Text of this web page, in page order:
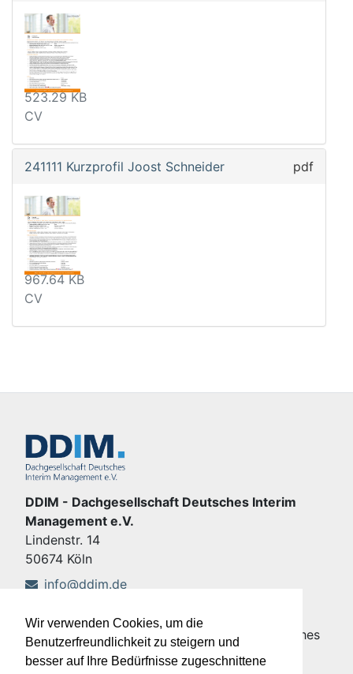
Wir verwenden Cookies, um die
Benutzerfreundlichkeit zu steigern und
besser auf Ihre Bedürfnisse zugeschnittene
523.29 KB
CV
241111 Kurzprofil Joost Schneider pdf
967.64 KB
CV
DDIM - Dachgesellschaft Deutsches Interim
Management e.V.
Lindenstr. 14
50674 Köln
info@ddim.de
Copyright © DDIM - Dachgesellschaft Deutsches
Interim Management e.V.